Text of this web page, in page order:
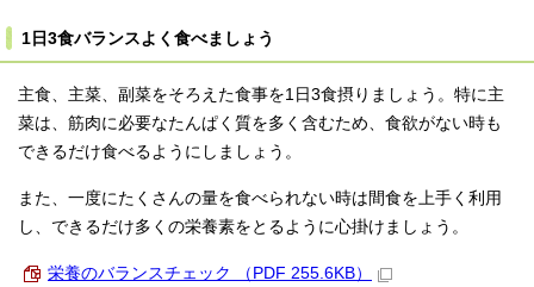
1日3食バランスよく食べましょう
主食、主菜、副菜をそろえた食事を1日3食摂りましょう。特に主
菜は、筋肉に必要なたんぱく質を多く含むため、食欲がない時も
できるだけ食べるようにしましょう。
また、一度にたくさんの量を食べられない時は間食を上手く利用
し、できるだけ多くの栄養素をとるように心掛けましょう。
栄養のバランスチェック （PDF 255.6KB）